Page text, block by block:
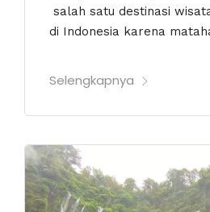
salah satu destinasi
di Indonesia karena
Selengkapnya